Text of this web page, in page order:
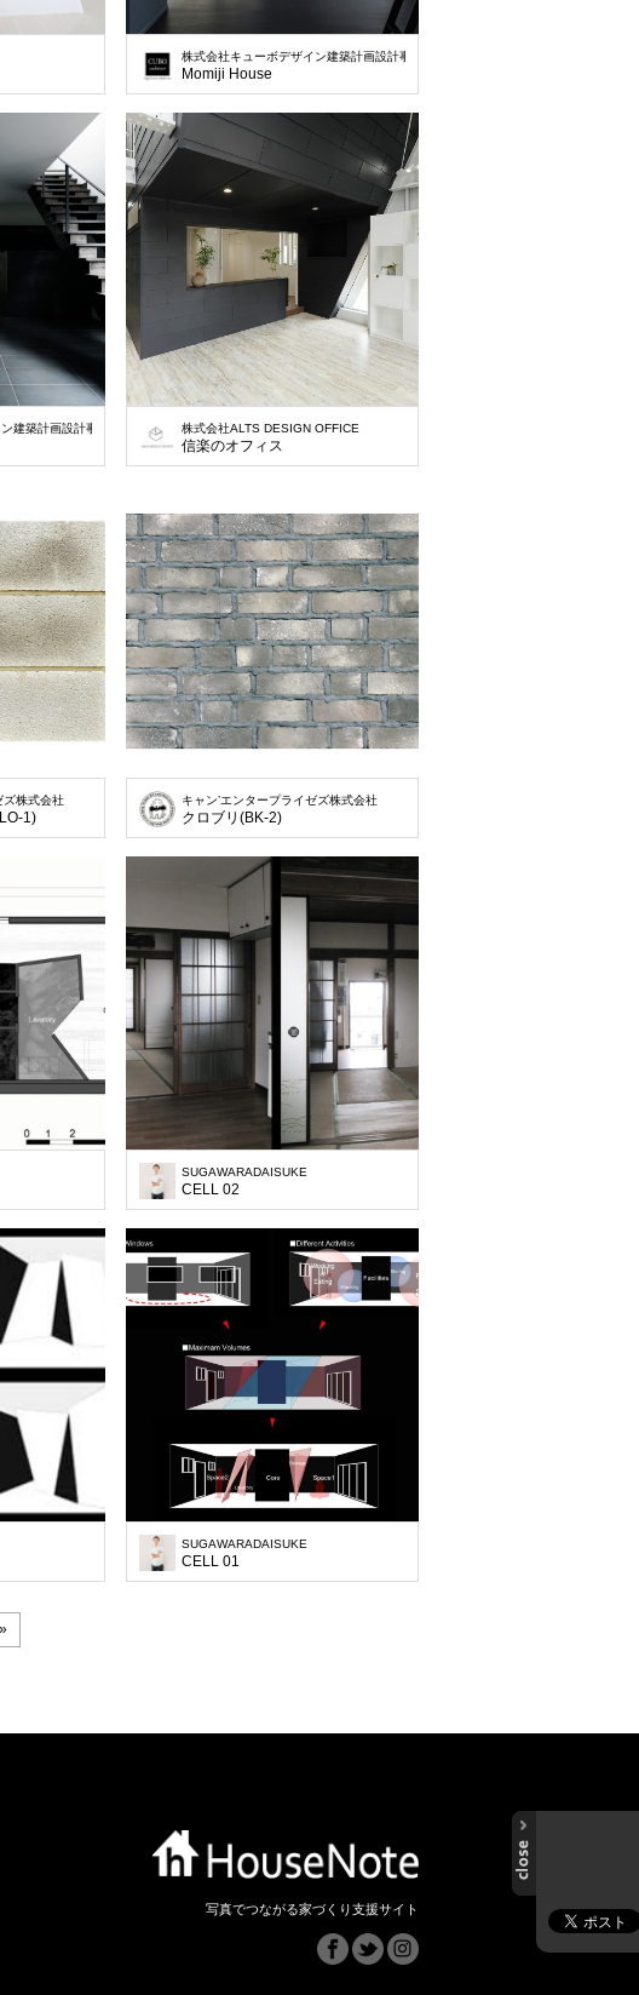
株式会社キューボデザイン建築計画設計事務所
Momiji House
建築計画設計事務所 株式会社ALTS DESIGN OFFICE
信楽のオフィス
ズ株式会社
1)
キャン’エンタープライゼズ株式会社
クロブリ(BK-2)
SUGAWARADAISUKE
CELL 02
SUGAWARADAISUKE
CELL 01
»
写真でつながる家づくり支援サイト